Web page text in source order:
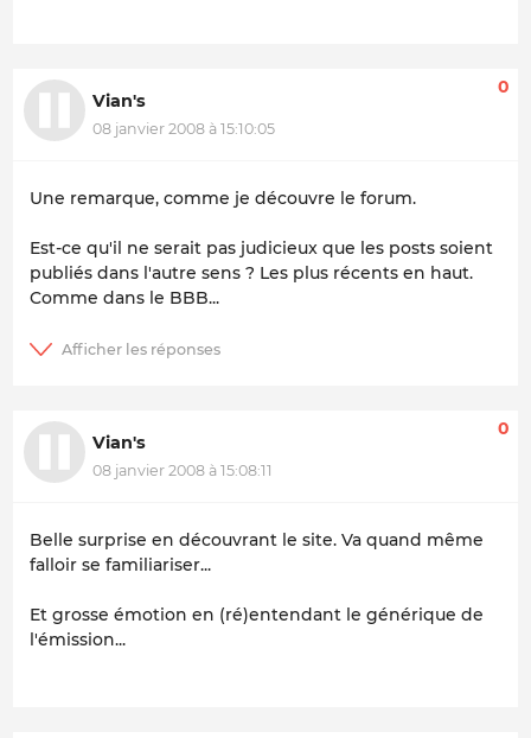
Vian's
08 janvier 2008 à 15:10:05
0
Une remarque, comme je découvre le forum.
Est-ce qu'il ne serait pas judicieux que les posts soient
publiés dans l'autre sens ? Les plus récents en haut.
Comme dans le BBB...
Vian's
08 janvier 2008 à 15:08:11
0
Belle surprise en découvrant le site. Va quand même
falloir se familiariser...
Et grosse émotion en (ré)entendant le générique de
l'émission...